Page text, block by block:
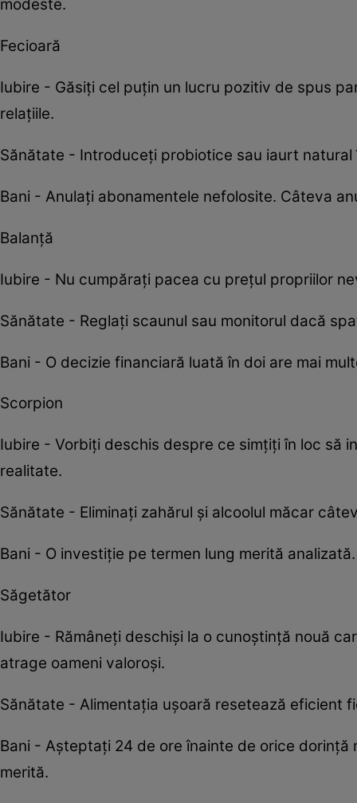
modeste.
Fecioară
Iubire - Găsiți cel puțin un lucru pozitiv de spus
relațiile.
Sănătate - Introduceți probiotice sau iaurt
Bani - Anulați abonamentele nefolosite. Câteva
Balanță
Iubire - Nu cumpărați pacea cu prețul propriilor
Sănătate - Reglați scaunul sau monitorul dacă
Bani - O decizie financiară luată în doi are mai
Scorpion
Iubire - Vorbiți deschis despre ce simțiți în loc să
realitate.
Sănătate - Eliminați zahărul și alcoolul măcar
Bani - O investiție pe termen lung merită
Săgetător
Iubire - Rămâneți deschiși la o cunoștință nouă
atrage oameni valoroși.
Sănătate - Alimentația ușoară resetează eficient
Bani - Așteptați 24 de ore înainte de orice
merită.